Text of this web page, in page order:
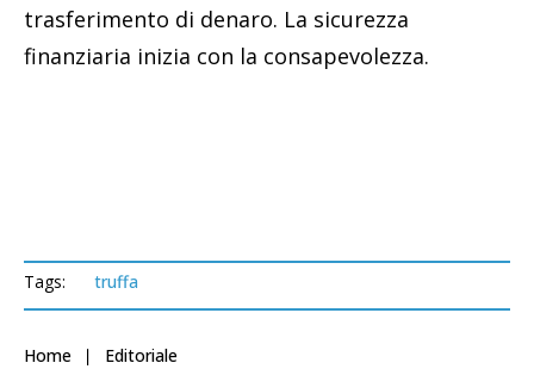
trasferimento di denaro. La sicurezza
finanziaria inizia con la consapevolezza.
Tags: truffa
Home Editoriale